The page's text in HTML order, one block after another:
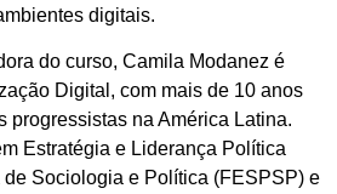
digitais.
do curso, Camila Modanez é
Digital, com mais de 10 anos
progressistas na América Latina.
Estratégia e Liderança Política
Sociologia e Política (FESPSP) e